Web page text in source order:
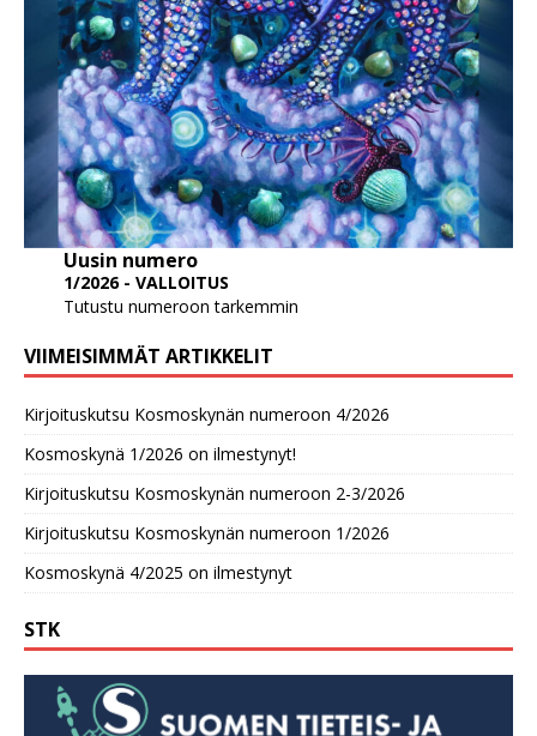
Uusin numero
1/2026 - VALLOITUS
Tutustu numeroon tarkemmin
VIIMEISIMMÄT ARTIKKELIT
Kirjoituskutsu Kosmoskynän numeroon 4/2026
Kosmoskynä 1/2026 on ilmestynyt!
Kirjoituskutsu Kosmoskynän numeroon 2-3/2026
Kirjoituskutsu Kosmoskynän numeroon 1/2026
Kosmoskynä 4/2025 on ilmestynyt
STK